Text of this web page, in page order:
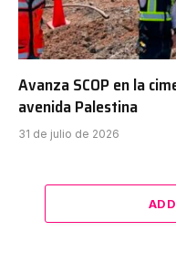
Avanza SCOP en la
avenida Palestina
31 de julio de 2026